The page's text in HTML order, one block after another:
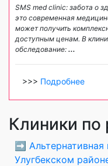
SMS med clinic: забота о
это современная
может получить
доступным ценам. В
обследование: ...
>>> Подробнее
Клиники по
➡️
Улугбекском